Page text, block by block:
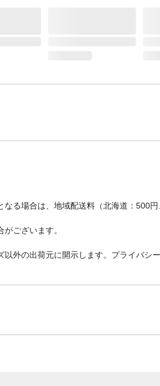
る場合は、地域配送料（北海道：500
ございます。
外の出荷元に開示します。プライバシ